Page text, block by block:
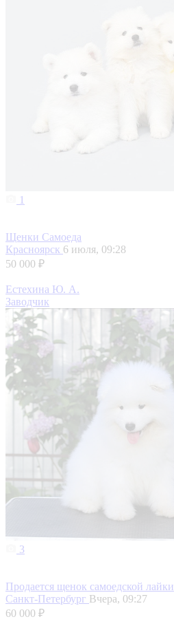
1
Щенки Самоеда
Красноярск 6 июля, 09:28
50 000 ₽
Естехина Ю. А.
Заводчик
3
Продается щенок самоедской лайки
Санкт-Петербург Вчера, 09:27
60 000 ₽